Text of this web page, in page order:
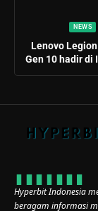
NEWS
Lenovo
Gen 10 hadir di
Hyperbit Indonesia
beragam informasi